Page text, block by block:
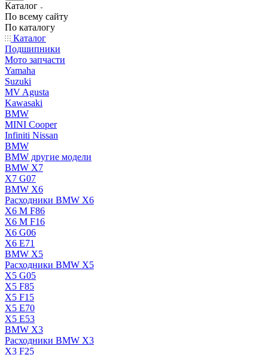
Каталог
По всему сайту
По каталогу
Каталог
Подшипники
Мото запчасти
Yamaha
Suzuki
MV Agusta
Kawasaki
BMW
MINI Cooper
Infiniti Nissan
BMW
BMW другие модели
BMW X7
X7 G07
BMW X6
Расходники BMW X6
X6 M F86
X6 M F16
X6 G06
X6 E71
BMW X5
Расходники BMW X5
X5 G05
X5 F85
X5 F15
X5 E70
X5 E53
BMW X3
Расходники BMW X3
X3 F25